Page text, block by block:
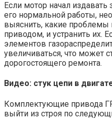
Если мотор начал издавать
его нормальной работы,
выяснить, какие
приводом, и устранить их.
элементов
увеличиваться, что может
дорогостоящего ремонта.
Видео: стук цепи в
Комплектующие привода
выйти из строя по